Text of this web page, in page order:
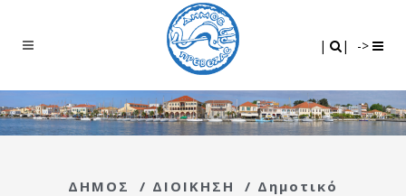
| | ->
ΔΗΜΟΣ / ΔΙΟΙΚΗΣΗ / Δημοτικό